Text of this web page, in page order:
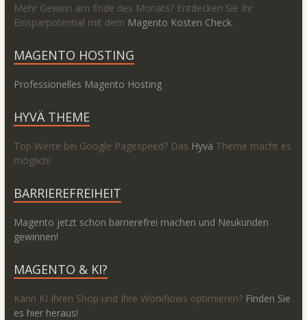
Mehr Gewinn am Ende des Monats? Entdecken Sie Ihr
Einsparpotential mit dem Magento Kosten Check.
MAGENTO HOSTING
Professionelles Magento Hosting
HYVÄ THEME
Top Werte bei Google Pagespeed? Das Hyvä Theme macht es
möglich!
BARRIEREFREIHEIT
Magento jetzt schon barrierefrei machen und Neukunden
gewinnen!
MAGENTO & KI?
Kann KI Ihren Shop und Ihre Workflows optimieren? Finden Sie
es hier heraus!